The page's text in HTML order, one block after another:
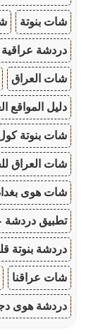
شات بنوتة
دردشة عراقية
شات العراق
دليل المواقع
شات بنوتة
شات العراق
شات هوى
تطبيق دردشة
دردشة بنوتة
شات عراقنا
دردشة هوى